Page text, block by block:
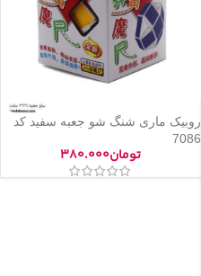
روبیک ماری شنگ شو جعبه سفید کد
7086
تومان۳۸۰.۰۰۰